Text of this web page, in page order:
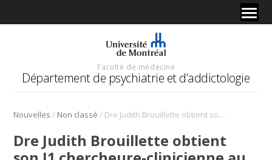
Faculté de médecine
Département de psychiatrie et d’addictologie
Nouvelles / Non classé / Dre Judith Brouillette obtient son J1 chercheure-clinicienne au FRSQ
Dre Judith Brouillette obtient